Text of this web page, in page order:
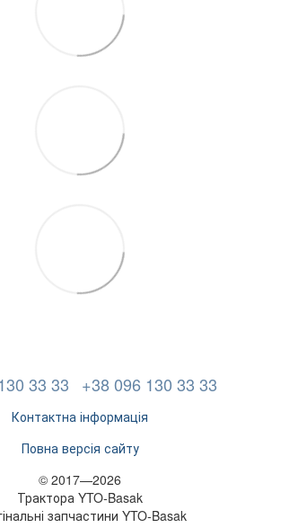
33 33 +38 096 130 33 33
Контактна інформація
Повна версія сайту
© 2017—2026
Трактора YTO-Basak
запчастини YTO-Basak